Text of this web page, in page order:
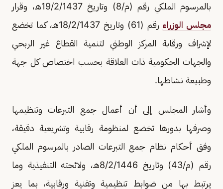
بالمرسوم الملكي رقم (م/8) وتاريخ 19/2/1437هـ، وقرار
مجلس الوزراء
رقم (61) وتاريخ 18/2/1437هـ، كما تخضع
لإشراف ورقابة المركز الوطني لتنمية القطاع غير الربحي
والجهات الحكومية ذات العلاقة بحسب اختصاص كل جهة
وطبيعة نشاطها.
وأشار المجلس إلى أن أعمال جمع التبرعات وتنظيمها
وصرفها بدورها تخضع لمنظومة رقابية وتشريعية دقيقة،
وفق أحكام نظام جمع التبرعات الصادر بالمرسوم الملكي
رقم (م/43) وتاريخ 8/2/1446هـ، ولائحته التنفيذية وما
يرتبط بها من ضوابط تنظيمية وتقنية ورقابية، بما يعز